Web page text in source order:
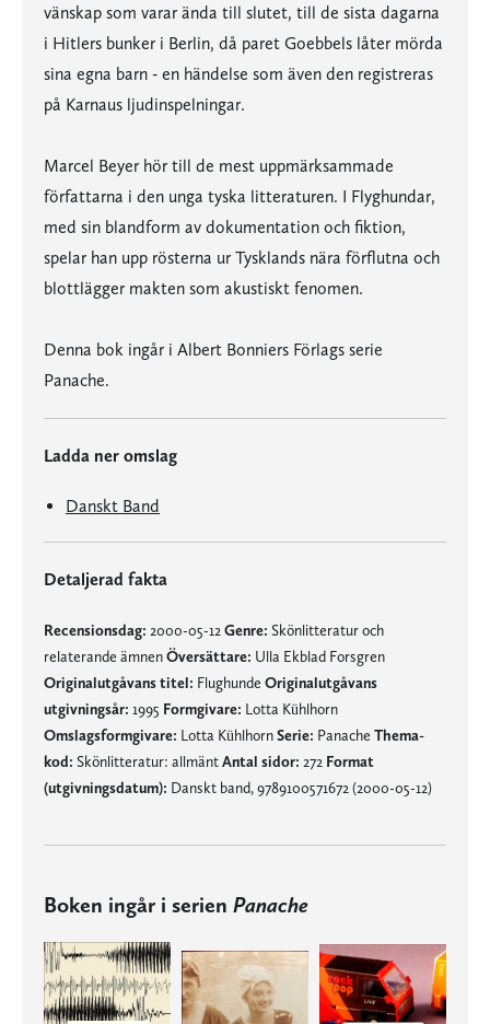
vänskap som varar ända till slutet, till de sista dagarna
i Hitlers bunker i Berlin, då paret Goebbels låter mörda
sina egna barn - en händelse som även den registreras
på Karnaus ljudinspelningar.
Marcel Beyer hör till de mest uppmärksammade
författarna i den unga tyska litteraturen. I Flyghundar,
med sin blandform av dokumentation och fiktion,
spelar han upp rösterna ur Tysklands nära förflutna och
blottlägger makten som akustiskt fenomen.
Denna bok ingår i Albert Bonniers Förlags serie
Panache.
Ladda ner omslag
Danskt Band
Detaljerad fakta
Recensionsdag: 2000-05-12 Genre: Skönlitteratur och
relaterande ämnenÖversättare: Ulla Ekblad Forsgren
Originalutgåvans titel: Flughunde Originalutgåvans
utgivningsår: 1995 Formgivare: Lotta Kühlhorn
Omslagsformgivare: Lotta KühlhornSerie: Panache Thema-
kod: Skönlitteratur: allmäntAntal sidor: 272 Format
(utgivningsdatum): Danskt band, 9789100571672 (2000-05-12)
Boken ingår i serien Panache